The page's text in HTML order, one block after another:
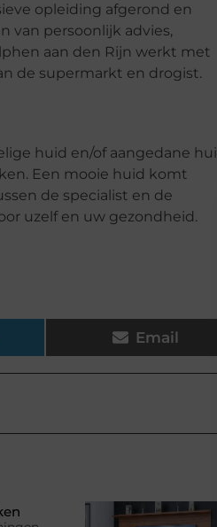
opleiding afgerond en
van persoonlijk advies,
aan den Rijn werkt met
de supermarkt en drogist.
huid en/of aangedane
Een mooie huid komt
de specialist en de
uzelf en uw gezondheid.
Email